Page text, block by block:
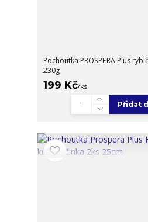
Pochoutka PROSPERA Plus
230g
199 Kč/ks
Přidat